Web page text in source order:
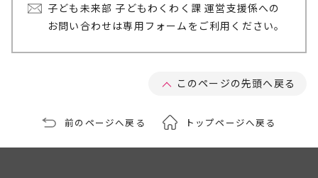
子ども未来部 子どもわくわく課 運営支援係への
お問い合わせは専用フォームをご利用ください。
このページの先頭へ戻る
前のページへ戻る トップページへ戻る